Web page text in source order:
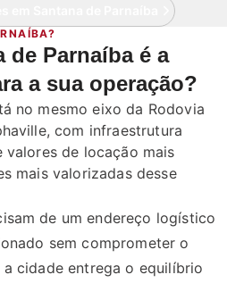
em Santana de Parnaíba
de Parnaíba é a
a sua operação?
no mesmo eixo da Rodovia
com infraestrutura
de locação mais
mais valorizadas desse
de um endereço logístico
sem comprometer o
cidade entrega o equilíbrio